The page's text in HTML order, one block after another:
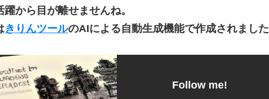
躍から目が離せませんね。
きりんツールのAIによる自動生成機能で作成されました
Follow me!